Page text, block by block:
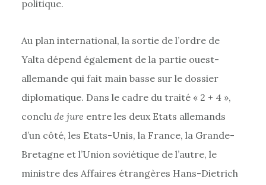
politique.
Au plan international, la sortie de l’ordre de
Yalta dépend également de la partie ouest-
allemande qui fait main basse sur le dossier
diplomatique. Dans le cadre du traité « 2 + 4 »,
conclu de jure entre les deux Etats allemands
d’un côté, les Etats-Unis, la France, la Grande-
Bretagne et l’Union soviétique de l’autre, le
ministre des Affaires étrangères Hans-Dietrich